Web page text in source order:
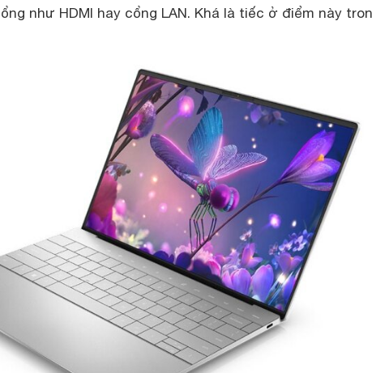
như HDMI hay cổng LAN. Khá là tiếc ở điểm này